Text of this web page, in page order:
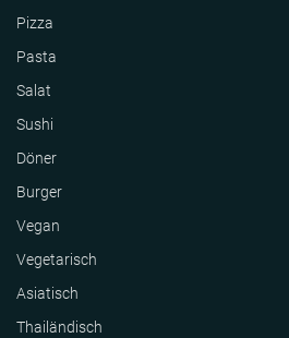
Pizza
Pasta
Salat
Sushi
Döner
Burger
Vegan
Vegetarisch
Asiatisch
Thailändisch